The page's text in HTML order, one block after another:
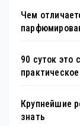
Чем
90 суток это
Крупнейшие
знать